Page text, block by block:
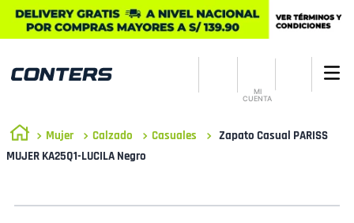
MI
CUENTA
Mujer Calzado Casuales
Zapato Casual PARISS
MUJER KA25Q1-LUCILA Negro